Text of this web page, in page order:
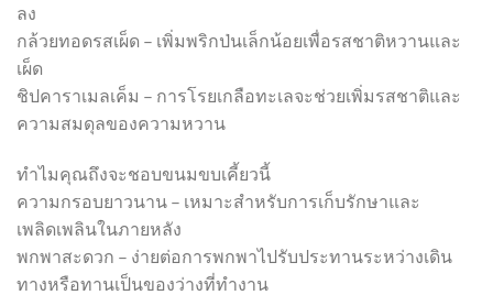
ลง
กล้วยทอดรสเผ็ด – เพิ่มพริกป่นเล็กน้อยเพื่อรสชาติหวานและ
เผ็ด
ชิปคาราเมลเค็ม – การโรยเกลือทะเลจะช่วยเพิ่มรสชาติและ
ความสมดุลของความหวาน
ทำไมคุณถึงจะชอบขนมขบเคี้ยวนี้
ความกรอบยาวนาน – เหมาะสำหรับการเก็บรักษาและ
เพลิดเพลินในภายหลัง
พกพาสะดวก – ง่ายต่อการพกพาไปรับประทานระหว่างเดิน
ทางหรือทานเป็นของว่างที่ทำงาน